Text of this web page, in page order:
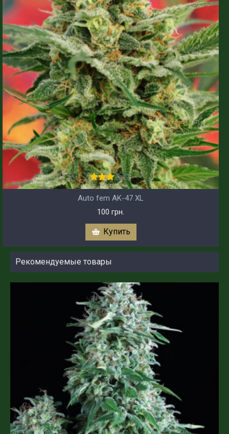
Auto fem AK-47 XL
100 грн.
Купить
Рекомендуемые товары